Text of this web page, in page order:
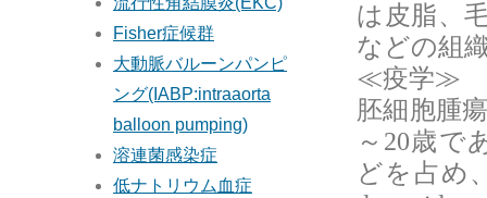
は皮脂、
などの組
≪疫学≫
胚細胞腫
～ 20歳で
どを占め
Fisher症候群
大動脈バルーンパンピ
ング(IABP:intraaorta
balloon pumping)
溶連菌感染症
低ナトリウム血症